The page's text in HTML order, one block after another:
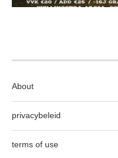
About
privacybeleid
terms of use